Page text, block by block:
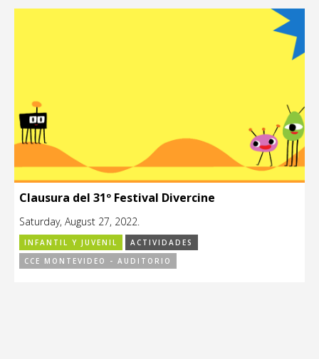
Clausura del 31º Festival Divercine
Saturday, August 27, 2022.
INFANTIL Y JUVENIL
ACTIVIDADES
CCE MONTEVIDEO - AUDITORIO